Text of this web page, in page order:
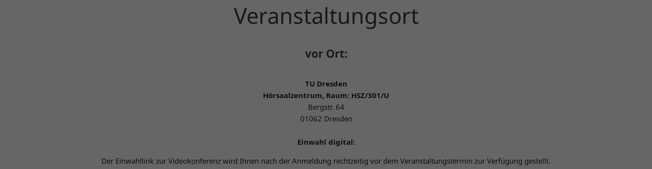
Veranstaltungsort
vor Ort:
TU Dresden
Hörsaalzentrum, Raum: HSZ/301/U
Bergstr. 64
01062 Dresden
Einwahl digital:
Der Einwahllink zur Videokonferenz wird Ihnen nach der Anmeldung rechtzeitig vor dem Veranstaltungstermin zur Verfügung gestellt.